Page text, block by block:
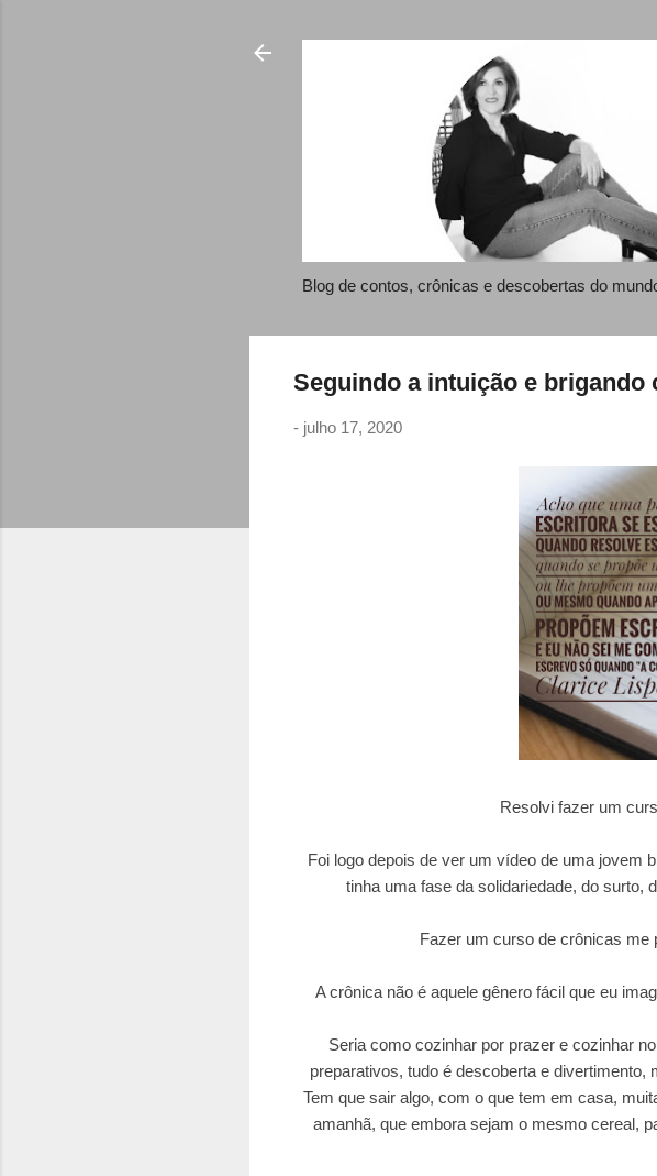
Blog de contos, crônicas e descobertas do
Seguindo a intuição e brigando
- julho 17, 2020
Resolvi fazer um
Foi logo depois de ver um vídeo de uma jovem
tinha uma fase da solidariedade, do surto,
Fazer um curso de crônicas me
A crônica não é aquele gênero fácil que eu
Seria como cozinhar por prazer e cozinhar
preparativos, tudo é descoberta e
Tem que sair algo, com o que tem em casa,
amanhã, que embora sejam o mesmo cereal,